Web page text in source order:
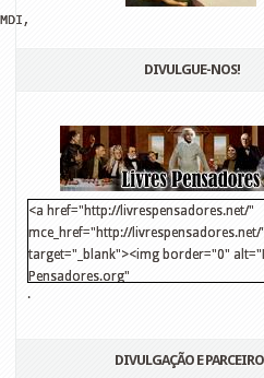
DIVULGUE-NOS!
<a href="http://livrespensadores.net/"
mce_href="http://livrespensadores.net/"
target="_blank"><img border="0"
Pensadores.org"
src="http://lh6.ggpht.com/
.
DIVULGAÇÃO E